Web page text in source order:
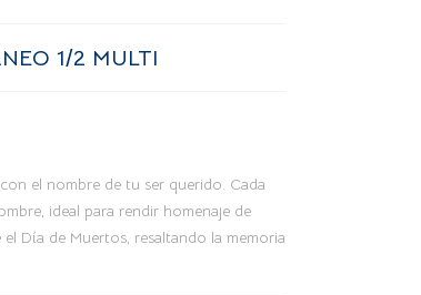
1/2 MULTI
el nombre de tu ser querido. Cada
ideal para rendir homenaje de
Día de Muertos, resaltando la memoria